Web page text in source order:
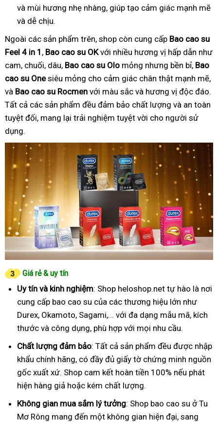
và mùi hương nhẹ nhàng, giúp tạo cảm giác mạnh mẽ
và dễ chịu.
Ngoài các sản phẩm trên, shop còn cung cấp Bao cao su
Feel 4 in 1 , Bao cao su OKvới nhiều hương vị hấp dẫn như
cam, chuối, dâu, Bao cao su Olo mỏng nhưng bền bỉ, Bao
cao su Onesiêu mỏng cho cảm giác chân thật mạnh mẽ,
và Bao cao su Rocmen với màu sắc và hương vị độc đáo.
Tất cả các sản phẩm đều đảm bảo chất lượng và an toàn
tuyệt đối, mang lại trải nghiệm tuyệt vời cho người sử
dụng.
Giá rẻ & uy tín
Uy tín và kinh nghiệm: Shop heloshop.net tự hào là nơi
cung cấp bao cao su của các thương hiệu lớn như
Durex, Okamoto, Sagami,... với đa dạng mẫu mã, kích
thước và công dụng, phù hợp với mọi nhu cầu.
Chất lượng đảm bảo: Tất cả sản phẩm đều được nhập
khẩu chính hãng, có đầy đủ giấy tờ chứng minh nguồn
gốc xuất xứ. Shop cam kết hoàn tiền 100% nếu phát
hiện hàng giả hoặc kém chất lượng.
Không gian mua sắm lý tưởng: Shop bao cao su ở Tu
Mơ Rông mang đến một không gian hiện đại, sang